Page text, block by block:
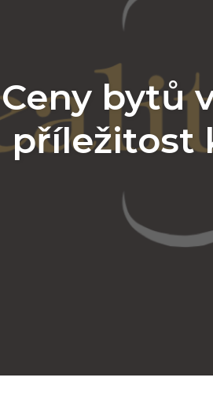
Ceny bytů
příležitost